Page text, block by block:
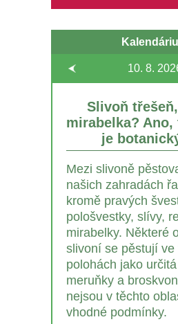
10. 8.
Slivoň
mirabelka?
je
Mezi slivoně
našich zahradách
kromě pravých
pološvestky, slívy,
mirabelky. Některé
slivoní se pěstují ve
polohách jako
meruňky a
nejsou v těchto
vhodné podmínky.